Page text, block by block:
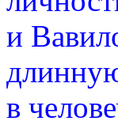
и
в